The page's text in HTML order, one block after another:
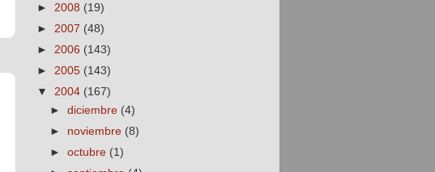
► 2008 (19)
► 2007 (48)
► 2006 (143)
► 2005 (143)
▼ 2004 (167)
►diciembre (4)
► noviembre (8)
►octubre (1)